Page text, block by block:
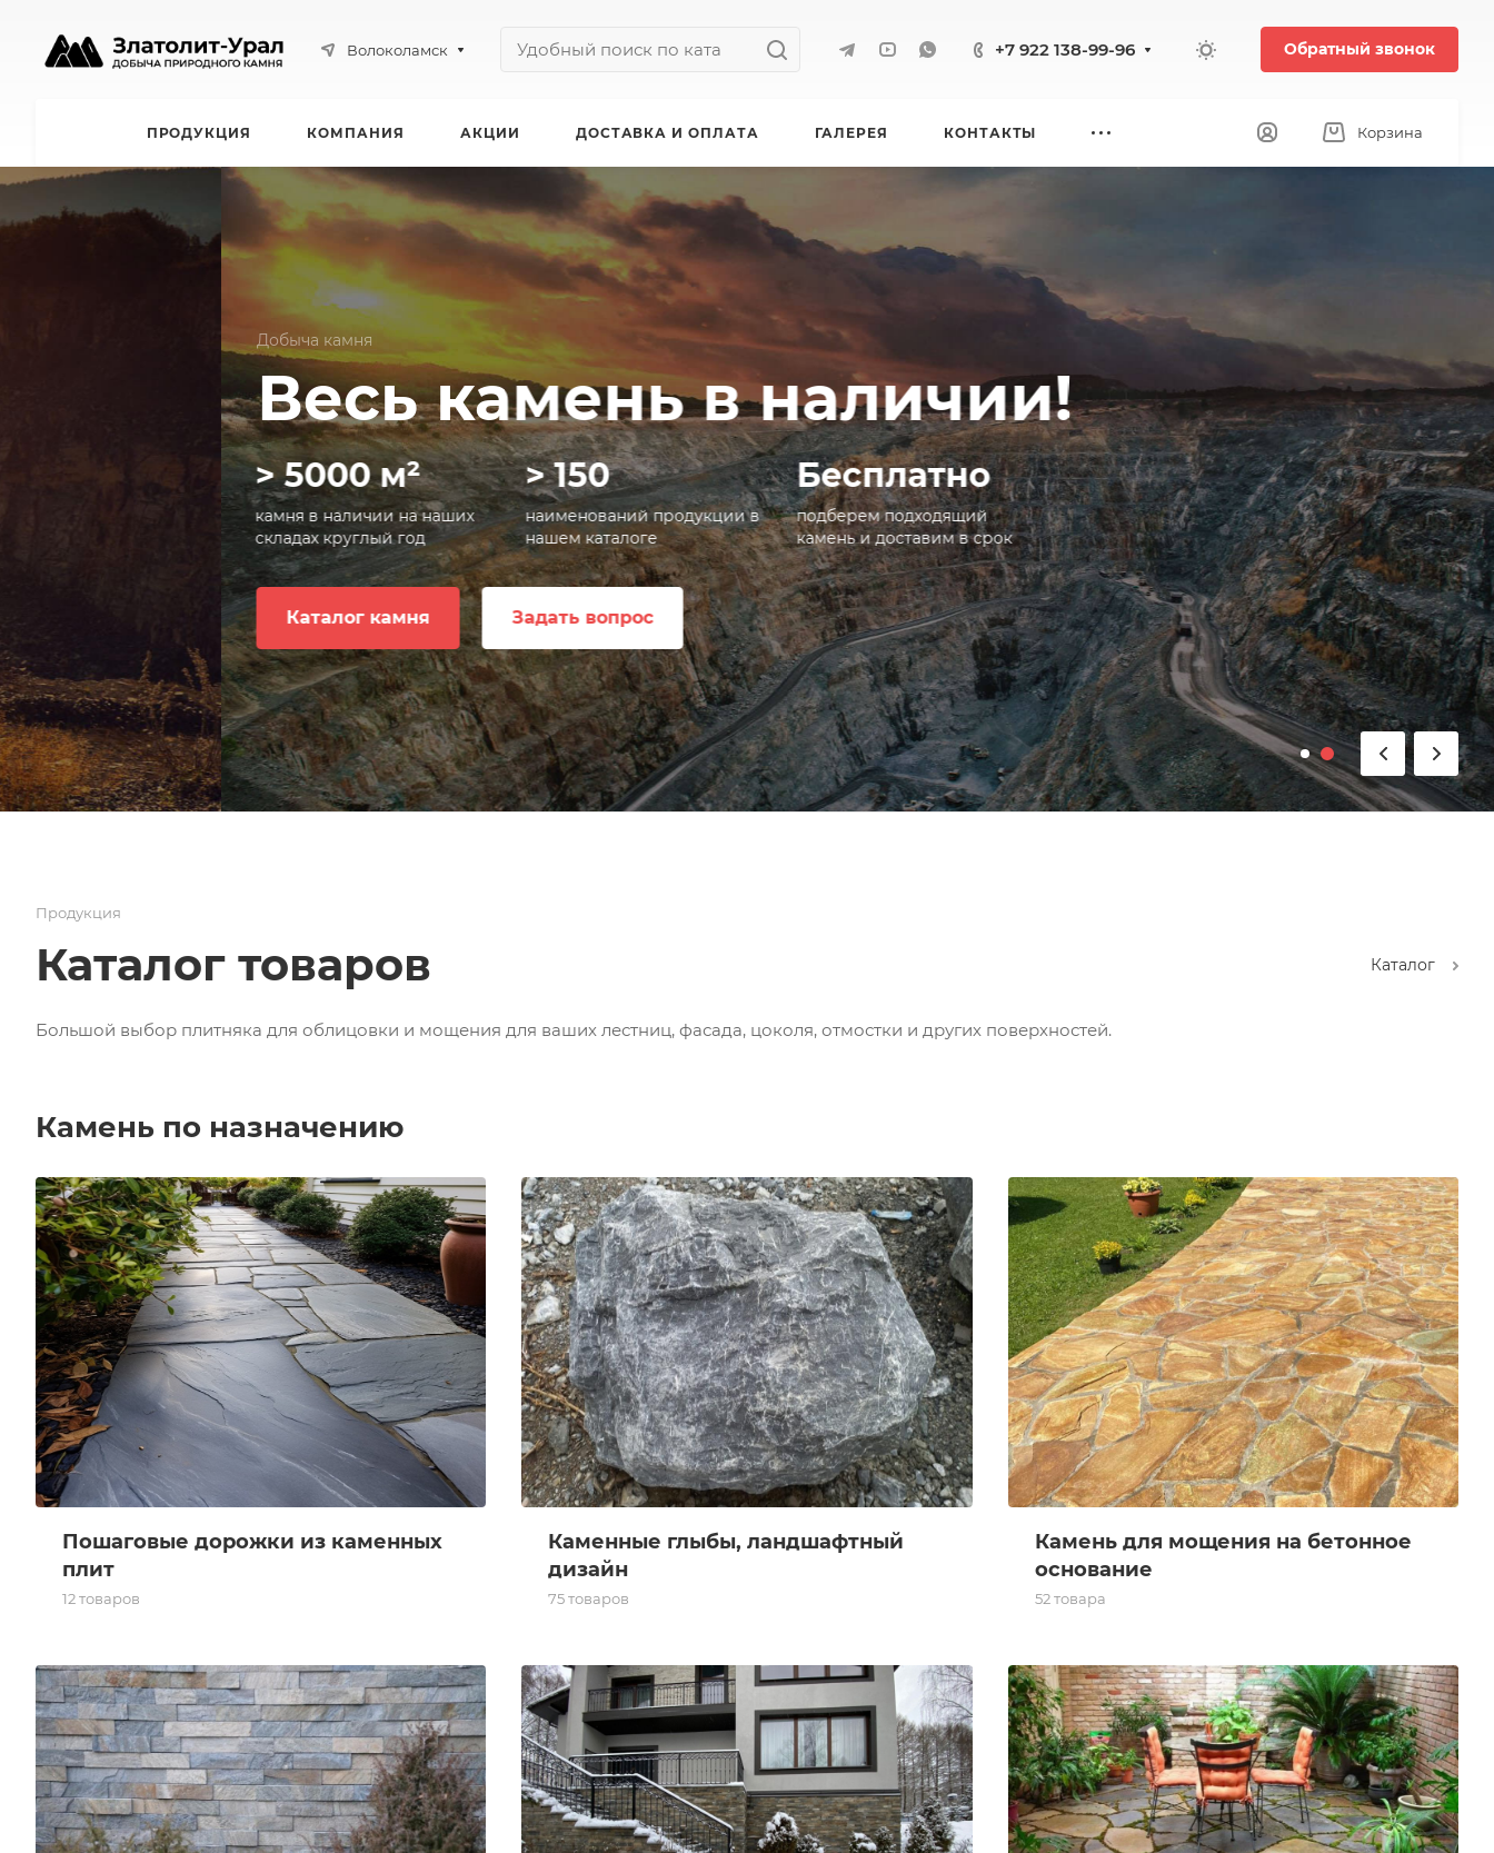
Волоколамск +7 922 138-99-96 Обратный звонок
ПРОДУКЦИЯ КОМПАНИЯ АКЦИИ ДОСТАВКА И ОПЛАТА ГАЛЕРЕЯ КОНТАКТЫ Корзина
Весь камень в наличии!
> 5000 м²
камня в наличии на наших
> 150
наименований продукции в
нашем каталоге
Бесплатно
подберем подходящий
камень и доставим в срок
Задать вопрос
Продукция
Каталог товаров Каталог
Большой выбор плитняка для облицовки и мощения для ваших лестниц, фасада, цоколя, отмостки и других поверхностей.
Камень по назначению
Пошаговые дорожки из каменных плит
Пошаговые дорожки из каменных
плит
12 товаров
Каменные глыбы, ландшафтный дизайн
Каменные глыбы, ландшафтный
дизайн
75 товаров
Камень для мощения на бетонное основание
Камень для мощения на бетонное
основание
52 товара